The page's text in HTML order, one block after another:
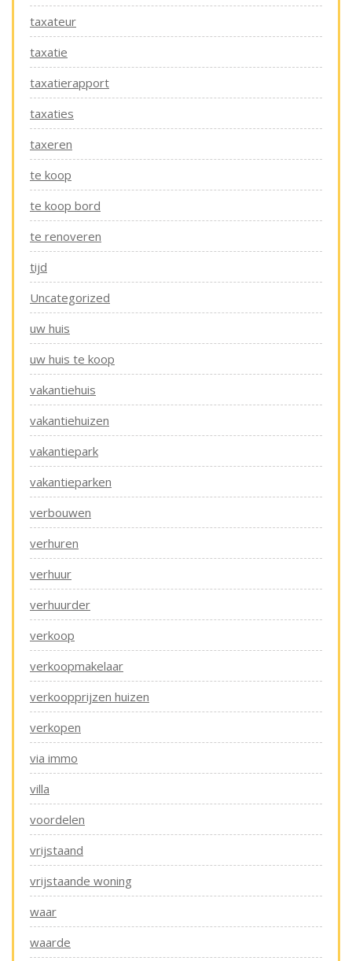
taxateur
taxatie
taxatierapport
taxaties
taxeren
te koop
te koop bord
te renoveren
tijd
Uncategorized
uw huis
uw huis te koop
vakantiehuis
vakantiehuizen
vakantiepark
vakantieparken
verbouwen
verhuren
verhuur
verhuurder
verkoop
verkoopmakelaar
verkoopprijzen huizen
verkopen
via immo
villa
voordelen
vrijstaand
vrijstaande woning
waar
waarde